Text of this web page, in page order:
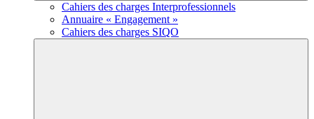
Cahiers des charges Interprofessionnels
Annuaire « Engagement »
Cahiers des charges SIQO